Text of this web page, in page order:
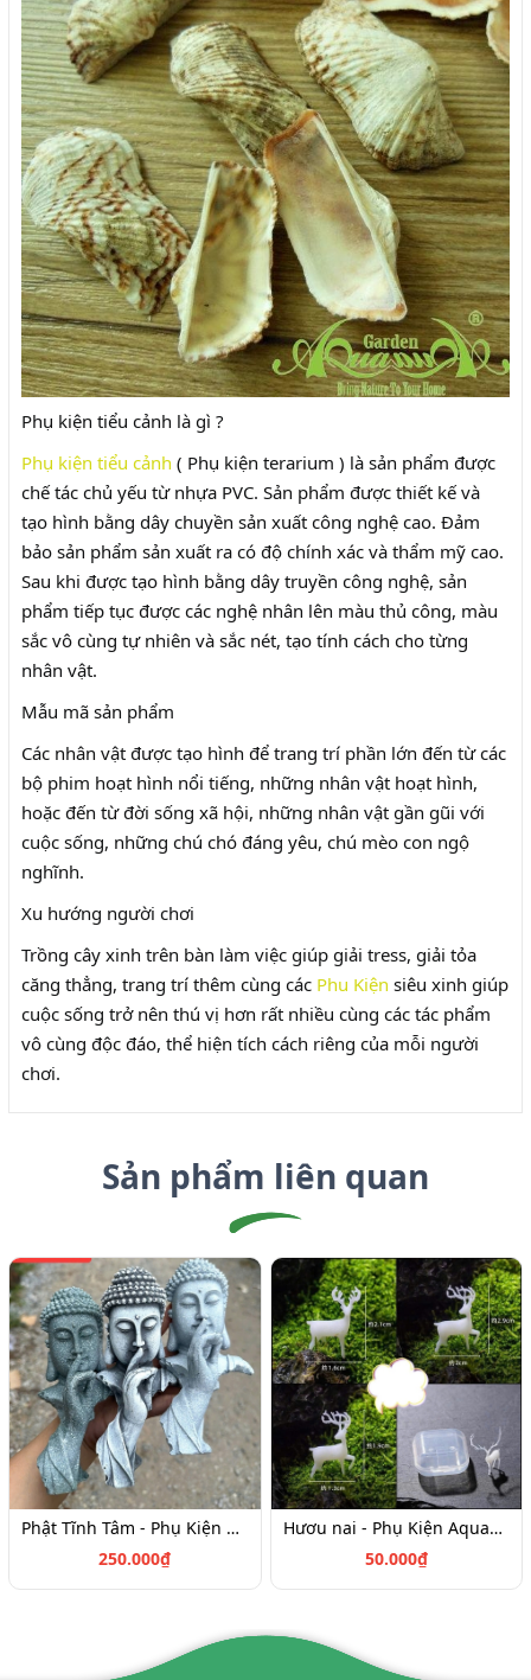
Phụ kiện tiểu cảnh là gì ?
Phụ kiện tiểu cảnh ( Phụ kiện terarium ) là sản phẩm được
chế tác chủ yếu từ nhựa PVC. Sản phẩm được thiết kế và
tạo hình bằng dây chuyền sản xuất công nghệ cao. Đảm
bảo sản phẩm sản xuất ra có độ chính xác và thẩm mỹ cao.
Sau khi được tạo hình bằng dây truyền công nghệ, sản
phẩm tiếp tục được các nghệ nhân lên màu thủ công, màu
sắc vô cùng tự nhiên và sắc nét, tạo tính cách cho từng
nhân vật.
Mẫu mã sản phẩm
Các nhân vật được tạo hình để trang trí phần lớn đến từ các
bộ phim hoạt hình nổi tiếng, những nhân vật hoạt hình,
hoặc đến từ đời sống xã hội, những nhân vật gần gũi với
cuộc sống, những chú chó đáng yêu, chú mèo con ngộ
nghĩnh.
Xu hướng người chơi
Trồng cây xinh trên bàn làm việc giúp giải tress, giải tỏa
căng thẳng, trang trí thêm cùng các Phu Kiện siêu xinh giúp
cuộc sống trở nên thú vị hơn rất nhiều cùng các tác phẩm
vô cùng độc đáo, thể hiện tích cách riêng của mỗi người
chơi.
Sản phẩm liên quan
Phật Tĩnh Tâm - Phụ Kiện Aquagarden
250.000₫
Hươu nai - Phụ Kiện Aquagarden
50.000₫